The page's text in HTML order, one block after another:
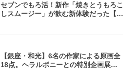
セブンでもろ活！新作「焼きとうもろこ
しスムージー」が飲む新体験だった【東
【銀座・和光】6名の作家による原画全
18点。ヘラルボニーとの特別企画展「G